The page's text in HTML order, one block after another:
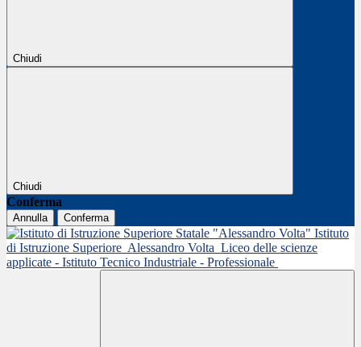
Chiudi
Chiudi
Conferma
Annulla Conferma
Istituto
di Istruzione Superiore Alessandro Volta Liceo delle scienze
applicate - Istituto Tecnico Industriale - Professionale